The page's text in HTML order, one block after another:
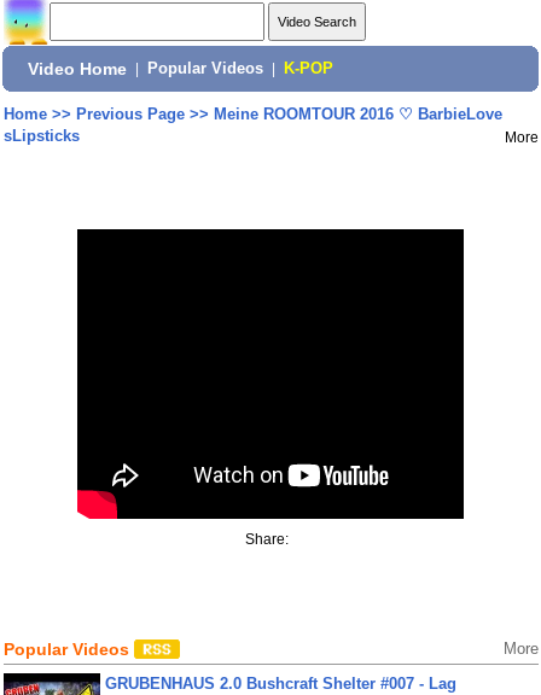
Video Home Popular Videos K-POP
Home>> Previous Page>> Meine ROOMTOUR 2016 ♡ BarbieLove
sLipsticks
More
Share:
Popular Videos More
GRUBENHAUS 2.0 Bushcraft Shelter #007 - Lag